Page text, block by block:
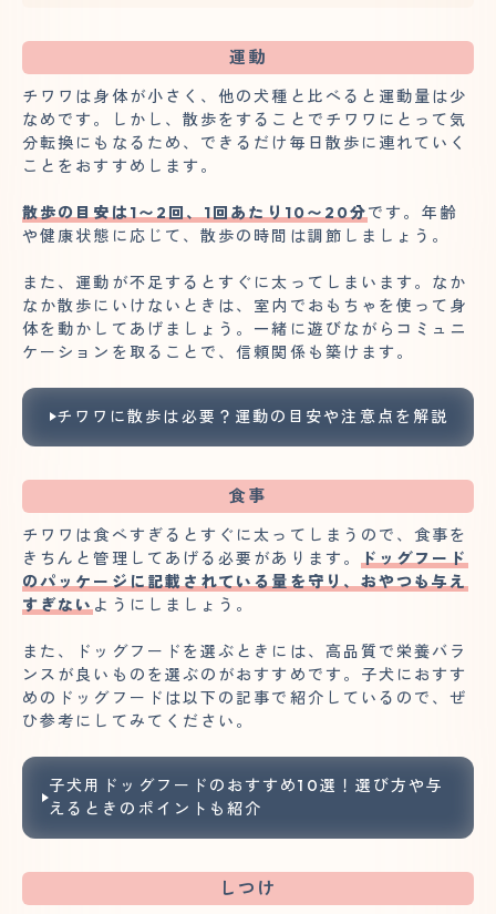
運動
チワワは身体が小さく、他の犬種と比べると運動量は少
なめです。しかし、散歩をすることでチワワにとって気
分転換にもなるため、できるだけ毎日散歩に連れていく
ことをおすすめします。
散歩の目安は1〜2回、1回あたり10〜20分です。年齢
や健康状態に応じて、散歩の時間は調節しましょう。
また、運動が不足するとすぐに太ってしまいます。なか
なか散歩にいけないときは、室内でおもちゃを使って身
体を動かしてあげましょう。一緒に遊びながらコミュニ
ケーションを取ることで、信頼関係も築けます。
チワワに散歩は必要？運動の目安や注意点を解説
食事
チワワは食べすぎるとすぐに太ってしまうので、食事を
きちんと管理してあげる必要があります。
ドッグフード
のパッケージに記載されている量を守り、おやつも与え
すぎない ようにしましょう。
また、ドッグフードを選ぶときには、高品質で栄養バラ
ンスが良いものを選ぶのがおすすめです。子犬におすす
めのドッグフードは以下の記事で紹介しているので、ぜ
ひ参考にしてみてください。
子犬用ドッグフードのおすすめ10選！選び方や与
えるときのポイントも紹介
しつけ